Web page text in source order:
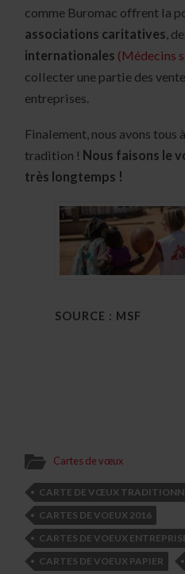
comme Buromac offrent la
associations caritatives,
internationales (Médecins
collecter une partie des
entreprises.
Finalement, nous avons tous
tradition ! Nous faisons le
très longtemps !
SOURCE : MSF
Cartes de vœux
CARTE DE VŒUX
CARTES DE VOEUX 2016
CARTES DE VOEUX
CARTES DE VOEUX PAPIER